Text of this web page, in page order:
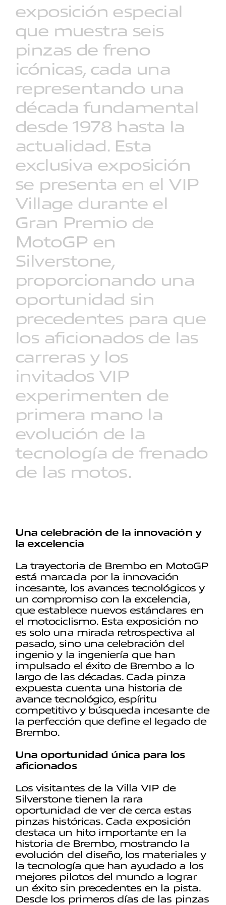
exposición especial
que muestra seis
pinzas de freno
icónicas, cada una
representando una
década fundamental
desde 1978 hasta la
actualidad. Esta
exclusiva exposición
se presenta en el VIP
Village durante el
Gran Premio de
MotoGP en
Silverstone,
proporcionando una
oportunidad sin
precedentes para que
los aficionados de las
carreras y los
invitados VIP
experimenten de
primera mano la
evolución de la
tecnología de frenado
de las motos.
Una celebración de la innovación y
la excelencia
La trayectoria de Brembo en MotoGP
está marcada por la innovación
incesante, los avances tecnológicos y
un compromiso con la excelencia,
que establece nuevos estándares en
el motociclismo. Esta exposición no
es solo una mirada retrospectiva al
pasado, sino una celebración del
ingenio y la ingeniería que han
impulsado el éxito de Brembo a lo
largo de las décadas. Cada pinza
expuesta cuenta una historia de
avance tecnológico, espíritu
competitivo y búsqueda incesante de
la perfección que define el legado de
Brembo.
Una oportunidad única para los
aficionados
Los visitantes de la Villa VIP de
Silverstone tienen la rara
oportunidad de ver de cerca estas
pinzas históricas. Cada exposición
destaca un hito importante en la
historia de Brembo, mostrando la
evolución del diseño, los materiales y
la tecnología que han ayudado a los
mejores pilotos del mundo a lograr
un éxito sin precedentes en la pista.
Desde los primeros días de las pinzas